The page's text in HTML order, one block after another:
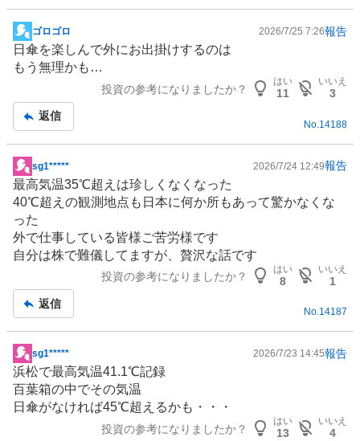
掲
示
板
ゴロゴロ 2026/7/25 7:26報告
日傘を楽しんで外にお出掛けするのは
もう無理かも…
投資の参考になりましたか？
はい
11
いいえ
3
返信
No. 14188
掲
示
板
記
事
sg1***** 2026/7/24 12:49報告
最高気温35℃超えは珍しくなくなった
40℃超えの観測地点も日本に何か所もあって驚かなくな
った
外で仕事している皆様ご苦労様です
自分は株で難儀してますが、贅沢な話です
投資の参考になりましたか？
はい
8
いいえ
1
返信
No.14187
掲
示
板
記
sg1***** 2026/7/23 14:45報告
浜松で最高気温41.1℃記録
百葉箱の中でその気温
日傘がなければ45℃超えるかも・・・
投資の参考になりましたか？
はい
13
いいえ
4